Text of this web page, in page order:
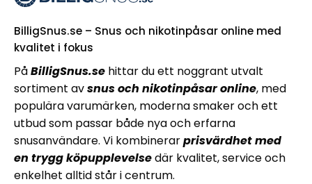
BilligSnus.se – Snus och nikotinpåsar online med
kvalitet i fokus
PåBilligSnus.sehittar du ett noggrant utvalt
sortiment avsnus och nikotinpåsar online, med
populära varumärken, moderna smaker och ett
utbud som passar både nya och erfarna
snusanvändare. Vi kombinerarprisvärdhet med
en trygg köpupplevelsedär kvalitet, service och
enkelhet alltid står i centrum.